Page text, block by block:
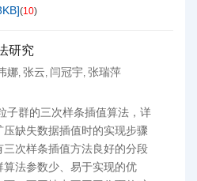
](10)
研究
娜, 张云, 闫冠宇, 张瑞萍
子群的三次样条插值算法，详
缺失数据插值时的实现步骤
次样条插值方法良好的分段
法参数少、易于实现的优